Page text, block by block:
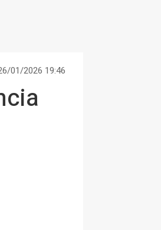
01/2026 19:46